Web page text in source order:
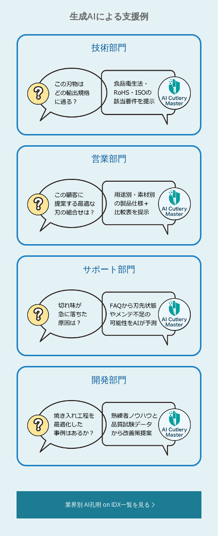
生成AIによる支援例
技術部門
営業部門
サポート部門
開発部門
業界別 AI孔明 on IDX一覧を見る